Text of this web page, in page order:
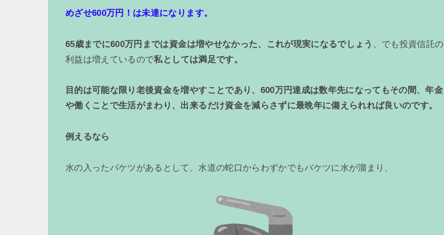
めざせ600万円！は未達になります。
65歳までに600万円までは資金は増やせなかった、これが現実になるでしょう 、でも投資信託の
利益は増えているので私としては満足です。
目的は可能な限り老後資金を増やすことであり、600万円達成は数年先になってもその間、年金
や働くことで生活がまわり、出来るだけ資金を減らさずに最晩年に備えられれば良いのです。
例えるなら
水の入ったバケツがあるとして、水道の蛇口からわずかでもバケツに水が溜まり、